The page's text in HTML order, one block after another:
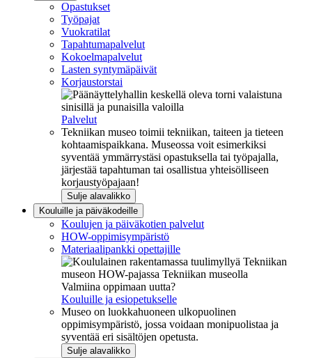
Opastukset
Työpajat
Vuokratilat
Tapahtumapalvelut
Kokoelmapalvelut
Lasten syntymäpäivät
Korjaustorstai
Palvelut
Tekniikan museo toimii tekniikan, taiteen ja tieteen
kohtaamispaikkana. Museossa voit esimerkiksi
syventää ymmärrystäsi opastuksella tai työpajalla,
järjestää tapahtuman tai osallistua yhteisölliseen
korjaustyöpajaan!
Sulje alavalikko
Kouluille ja päiväkodeille
Koulujen ja päiväkotien palvelut
HOW-oppimisympäristö
Materiaalipankki opettajille
Valmiina oppimaan uutta?
Kouluille ja esiopetukselle
Museo on luokkahuoneen ulkopuolinen
oppimisympäristö, jossa voidaan monipuolistaa ja
syventää eri sisältöjen opetusta.
Sulje alavalikko